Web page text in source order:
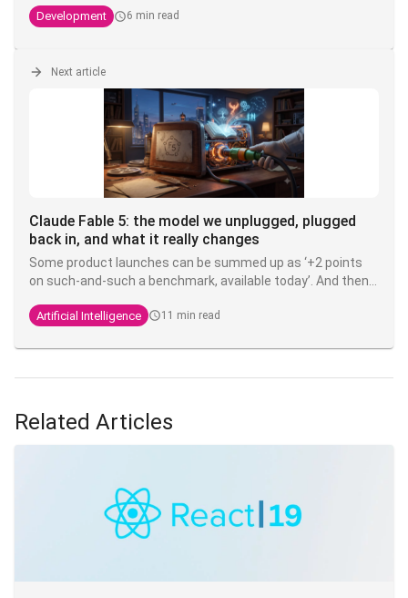
executedoutside
negotiate, it doesn't hallucinate, and it doesn't cost
anything in context. It's the only layer that transforms an
into a guarantee.
Development 6 min read
Next article
Claude Fable 5: the model we unplugged, plugged
back in, and what it really changes
Some product launches can be summed up as ‘+2 points
on such-and-such a benchmark, available today’. And then
model in theMythos range to be made available to the
days later, then brought back online nineteen days after
Artificial Intelligence 11 min read
Related Articles